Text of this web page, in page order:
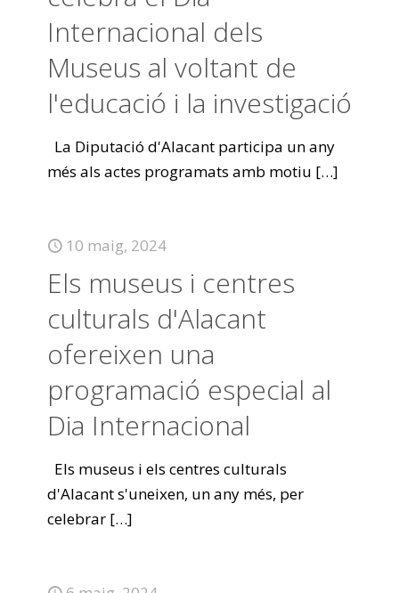
Internacional dels
Museus al voltant de
l'educació i la investigació
La Diputació d'Alacant participa un any
més als actes programats amb motiu […]
10 maig, 2024
Els museus i centres
culturals d'Alacant
ofereixen una
programació especial al
Dia Internacional
Els museus i els centres culturals
d'Alacant s'uneixen, un any més, per
celebrar […]